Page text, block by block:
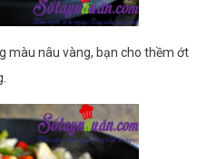
màu nâu vàng, bạn cho thềm ớt